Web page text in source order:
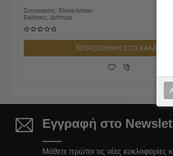
Συγγραφέας: Elena Armas
Εκδόσεις: Διόπτρα
ΠΡΟΣΘΗΚΗ ΣΤΟ ΚΑΛΑΘΙ
Εγγραφή στο
Μάθετε πρώτοι τις νέες κυκλοφορίες